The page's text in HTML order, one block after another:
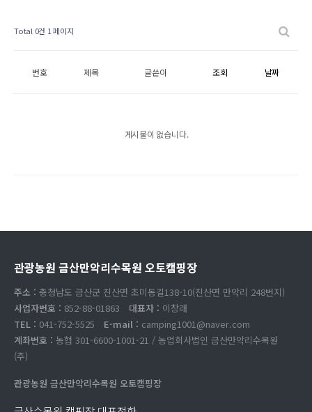
Total 0건 1 페이지
번호 제목 글쓴이 조회 날짜
게시물이 없습니다.
관광농원 금산만악리수목원 오토캠핑장
주소 : 충청남도 금산군 진산면 초미동길138-10(진산면 만악리 248번지)
사업자번호 : 852-88-01863 대표자 : 이창래
TEL : 041-752-5525 E-mail : camping1001@naver.com
계좌번호 : 농협 301-6600-1001-21 / 농업회사법인 금산만악리수목원
(주)
관광농원 금산만악리수목원 오토캠핑장